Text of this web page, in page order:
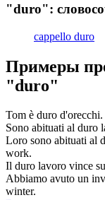
"duro":
cappello duro
Примеры
"duro"
Tom è duro d'orecchi.
Sono abituati al duro
Loro sono abituati al
work.
Il duro lavoro vince
Abbiamo avuto un
winter.